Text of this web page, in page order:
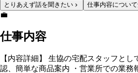
とりあえず話を聞きたい 仕事内容につい
💼
仕事内容
【内容詳細】 生協の宅配スタッフと
認、簡単な商品案内 ・営業所での業務